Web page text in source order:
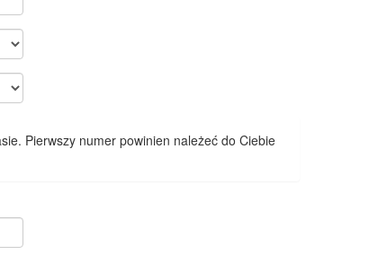
Pierwszy numer powinien należeć do Ciebie